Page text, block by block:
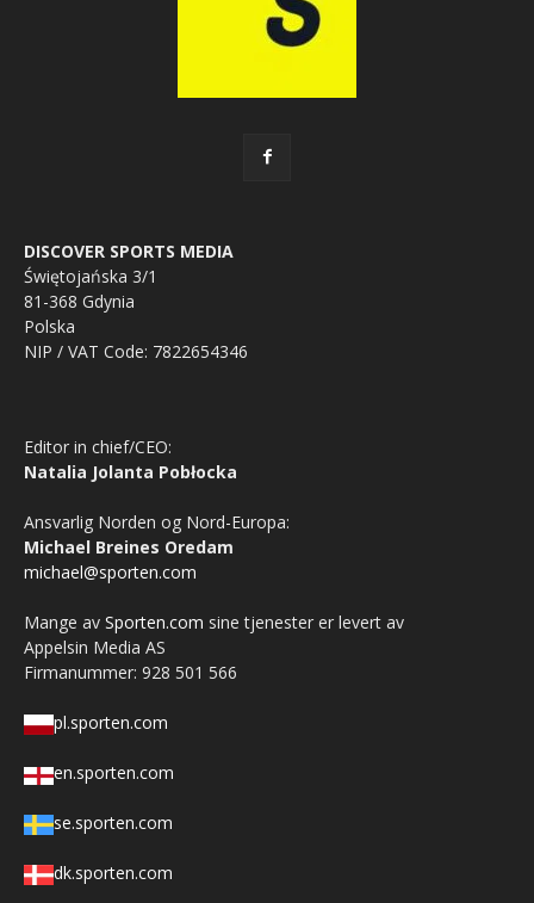
DISCOVER SPORTS MEDIA
Świętojańska 3/1
81-368 Gdynia
Polska
NIP / VAT Code: 7822654346
Editor in chief/CEO:
Natalia Jolanta Pobłocka
Ansvarlig Norden og Nord-Europa:
Michael Breines Oredam
michael@sporten.com
Mange av Sporten.com sine tjenester er levert av
Appelsin Media AS
Firmanummer: 928 501 566
pl.sporten.com
en.sporten.com
se.sporten.com
dk.sporten.com